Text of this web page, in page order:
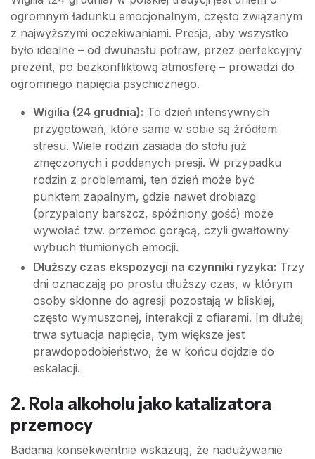
ogromnym ładunku emocjonalnym, często związanym
z najwyższymi oczekiwaniami. Presja, aby wszystko
było idealne – od dwunastu potraw, przez perfekcyjny
prezent, po bezkonfliktową atmosferę – prowadzi do
ogromnego napięcia psychicznego.
Wigilia (24 grudnia): To dzień intensywnych
przygotowań, które same w sobie są źródłem
stresu. Wiele rodzin zasiada do stołu już
zmęczonych i poddanych presji. W przypadku
rodzin z problemami, ten dzień może być
punktem zapalnym, gdzie nawet drobiazg
(przypalony barszcz, spóźniony gość) może
wywołać tzw. przemoc gorącą, czyli gwałtowny
wybuch tłumionych emocji.
Dłuższy czas ekspozycji na czynniki ryzyka: Trzy
dni oznaczają po prostu dłuższy czas, w którym
osoby skłonne do agresji pozostają w bliskiej,
często wymuszonej, interakcji z ofiarami. Im dłużej
trwa sytuacja napięcia, tym większe jest
prawdopodobieństwo, że w końcu dojdzie do
eskalacji.
2. Rola alkoholu jako katalizatora
przemocy
Badania konsekwentnie wskazują, że nadużywanie